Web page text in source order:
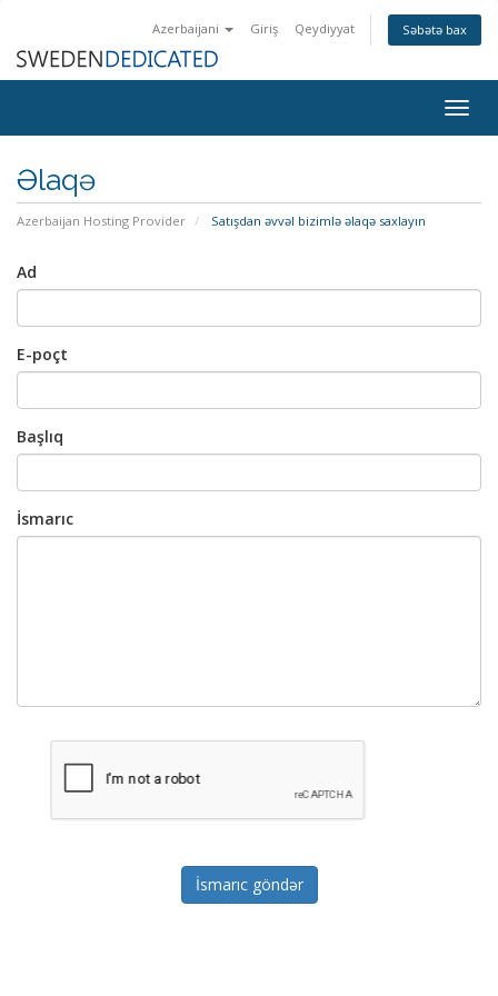
Azerbaijani Giriş Qeydiyyat Səbətə bax
Əlaqə
Azerbaijan Hosting Provider Satışdan əvvəl bizimlə əlaqə saxlayın
Ad
E-poçt
Başlıq
İsmarıc
İsmarıc göndər